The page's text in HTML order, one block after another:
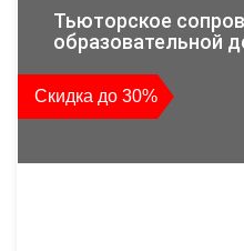
повышения
и
Тьюторское
образовательной
Скидка до 30%